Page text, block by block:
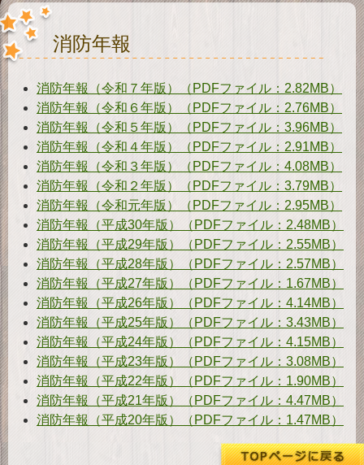
介護保険情報
組 合例規集
指名願受付要領
ダウンロード
お問い合わせ
消防年報
消防年報（令和７年版）（PDFファイル：2.82MB）
消防年報（令和６年版）（PDFファイル：2.76MB）
消防年報（令和５年版）（PDFファイル：3.96MB）
消防年報（令和４年版）（PDFファイル：2.91MB）
消防年報（令和３年版）（PDFファイル：4.08MB）
消防年報（令和２年版）（PDFファイル：3.79MB）
消防年報（令和元年版）（PDFファイル：2.95MB）
消防年報（平成30年版）（PDFファイル：2.48MB）
消防年報（平成29年版）（PDFファイル：2.55MB）
消防年報（平成28年版）（PDFファイル：2.57MB）
消防年報（平成27年版）（PDFファイル：1.67MB）
消防年報（平成26年版）（PDFファイル：4.14MB）
消防年報（平成25年版）（PDFファイル：3.43MB）
消防年報（平成24年版）（PDFファイル：4.15MB）
消防年報（平成23年版）（PDFファイル：3.08MB）
消防年報（平成22年版）（PDFファイル：1.90MB）
消防年報（平成21年版）（PDFファイル：4.47MB）
消防年報（平成20年版）（PDFファイル：1.47MB）